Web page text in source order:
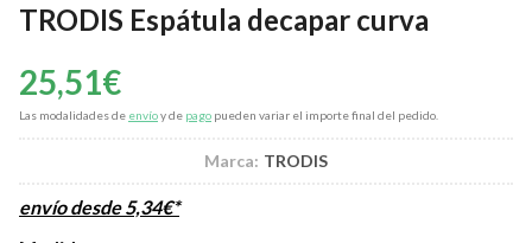
TRODIS Espátula decapar curva
25,51€
Las modalidades de envíoy de pago pueden variar el importe final del pedido.
Marca: TRODIS
envío desde5,34€*